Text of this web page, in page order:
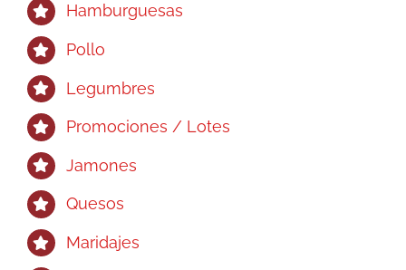
Hamburguesas
Pollo
Legumbres
Promociones / Lotes
Jamones
Quesos
Maridajes